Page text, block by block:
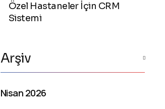
Özel Hastaneler İçin CRM
Sistemi
Arşiv
Nisan 2026